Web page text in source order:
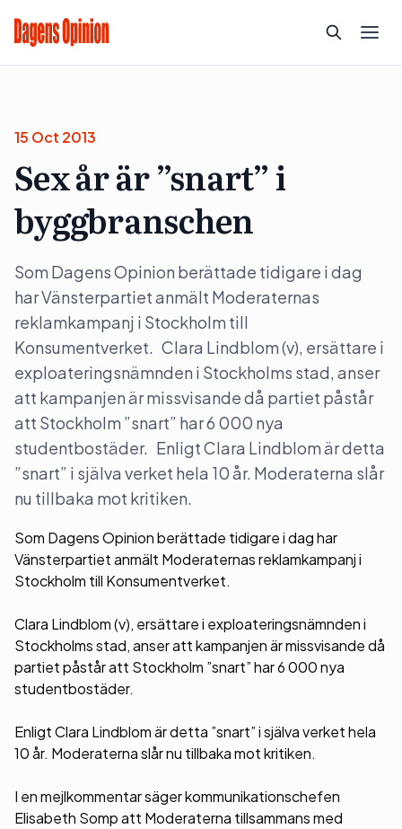
15 Oct 2013
Sex år är ”snart” i
byggbranschen
Som Dagens Opinion berättade tidigare i dag
har Vänsterpartiet anmält Moderaternas
reklamkampanj i Stockholm till
Konsumentverket. Clara Lindblom (v), ersättare i
exploateringsnämnden i Stockholms stad, anser
att kampanjen är missvisande då partiet påstår
att Stockholm ”snart” har 6 000 nya
studentbostäder. Enligt Clara Lindblom är detta
”snart” i själva verket hela 10 år. Moderaterna slår
nu tillbaka mot kritiken.
Som Dagens Opinion berättade tidigare i dag har
Vänsterpartiet anmält Moderaternas reklamkampanj i
Stockholm till Konsumentverket.
Clara Lindblom (v), ersättare i exploateringsnämnden i
Stockholms stad, anser att kampanjen är missvisande då
partiet påstår att Stockholm ”snart” har 6 000 nya
studentbostäder.
Enligt Clara Lindblom är detta ”snart” i själva verket hela
10 år. Moderaterna slår nu tillbaka mot kritiken.
I en mejlkommentar säger kommunikationschefen
Elisabeth Somp att Moderaterna tillsammans med